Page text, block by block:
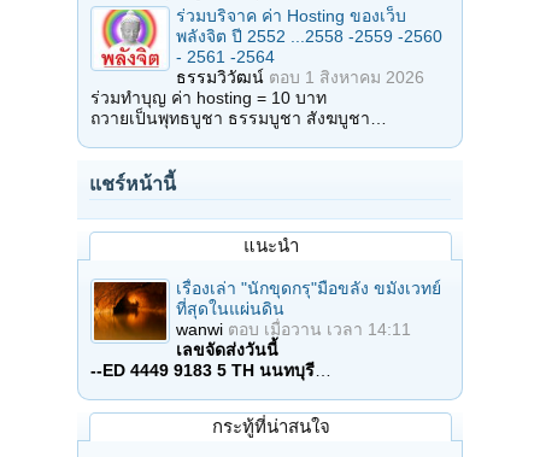
ร่วมบริจาค ค่า Hosting ของเว็บ
พลังจิต ปี 2552 ...2558 -2559 -2560
- 2561 -2564
ธรรมวิวัฒน์ ตอบ 1 สิงหาคม 2026
ร่วมทำบุญ ค่า hosting = 10 บาท
ถวายเป็นพุทธบูชา ธรรมบูชา สังฆบูชา…
แชร์หน้านี้
แนะนำ
เรื่องเล่า "นักขุดกรุ"มือขลัง ขมังเวทย์
ที่สุดในแผ่นดิน
wanwi ตอบ เมื่อวาน เวลา 14:11
เลขจัดส่งวันนี้
--ED 4449 9183 5 TH นนทบุรี
กระทู้ที่น่าสนใจ